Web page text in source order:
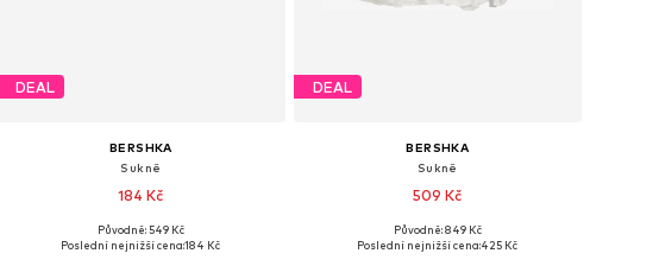
DEAL
BERSHKA
Sukně
184 Kč
Dostupné velikosti: 44
Původně: 549 Kč
Poslední nejnižší cena:184 Kč
DEAL
BERSHKA
Sukně
509 Kč
Dostupné velikosti: 34, 36, 38, 40, 42
Původně: 849 Kč
Poslední nejnižší cena:425 Kč